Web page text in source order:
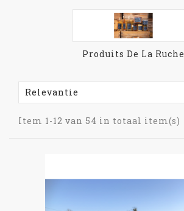
Produits De La Ruche
Relevantie
Item 1-12 van 54 in totaal item(s)